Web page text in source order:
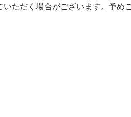
ただく場合がございます。予め